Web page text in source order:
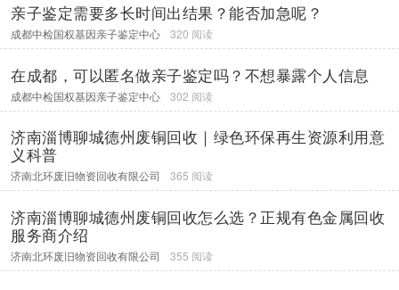
亲子鉴定需要多长时间出结果？能否加急呢？
成都中检国权基因亲子鉴定中心 320 阅读
在成都，可以匿名做亲子鉴定吗？不想暴露个人信息
成都中检国权基因亲子鉴定中心 302 阅读
济南淄博聊城德州废铜回收｜绿色环保再生资源利用意
义科普
济南北环废旧物资回收有限公司 365 阅读
济南淄博聊城德州废铜回收怎么选？正规有色金属回收
服务商介绍
济南北环废旧物资回收有限公司 355 阅读